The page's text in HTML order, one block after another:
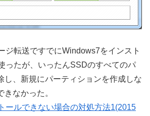
ジ転送ですでにWindows7をインスト
ったが、いったんSSDのすべてのパ
し、新規にパーティションを作成しな
なかった。
ールできない場合の対処方法1(2015